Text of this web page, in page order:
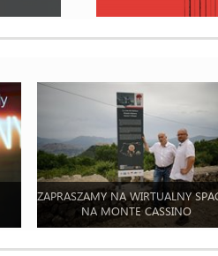
ZAPRASZAMY NA WIRTUALNY
NA MONTE CASSINO